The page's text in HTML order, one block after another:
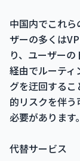
中国内でこれ
ザーの多くは
り、ユーザー
経由でルーティ
グを迂回する
的リスクを伴
必要があります。
代替サービス